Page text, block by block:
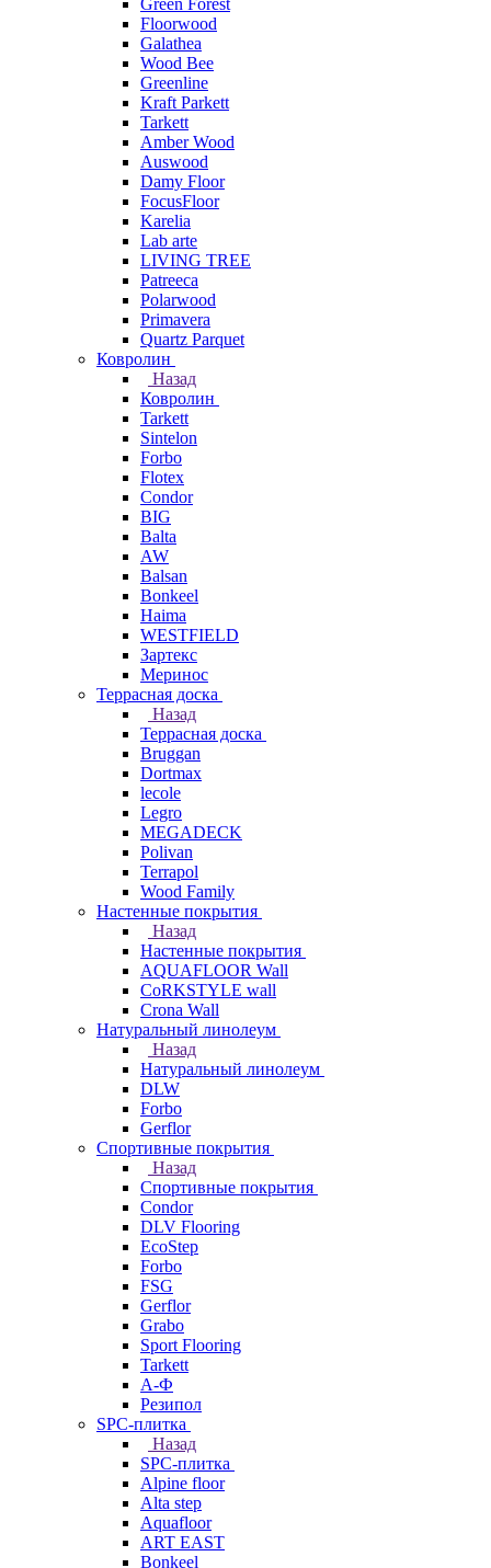
Green Forest
Floorwood
Galathea
Wood Bee
Greenline
Kraft Parkett
Tarkett
Amber Wood
Auswood
Damy Floor
FocusFloor
Karelia
Lab arte
LIVING TREE
Patreeca
Polarwood
Primavera
Quartz Parquet
Ковролин
Назад
Ковролин
Tarkett
Sintelon
Forbo
Flotex
Condor
BIG
Balta
AW
Balsan
Bonkeel
Haima
WESTFIELD
Зартекс
Меринос
Террасная доска
Назад
Террасная доска
Bruggan
Dortmax
lecole
Legro
MEGADECK
Polivan
Terrapol
Wood Family
Настенные покрытия
Назад
Настенные покрытия
AQUAFLOOR Wall
CoRKSTYLE wall
Crona Wall
Натуральный линолеум
Назад
Натуральный линолеум
DLW
Forbo
Gerflor
Спортивные покрытия
Назад
Спортивные покрытия
Condor
DLV Flooring
EcoStep
Forbo
FSG
Gerflor
Grabo
Sport Flooring
Tarkett
А-Ф
Резипол
SPC-плитка
Назад
SPC-плитка
Alpine floor
Alta step
Aquafloor
ART EAST
Bonkeel